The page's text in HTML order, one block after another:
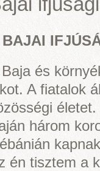
BAJAI
és
A fiatalok
életet.
három
én tisztem a